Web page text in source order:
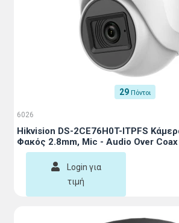
29 Πόντοι
6026
Hikvision DS-2CE76H0T-ITPFS
Φακός 2.8mm, Mic - Audio Over Coax
Login για
τιμή